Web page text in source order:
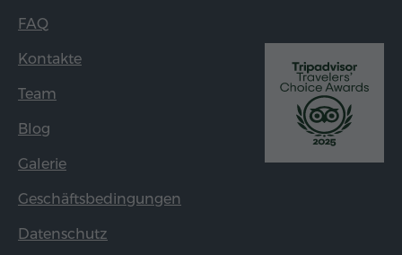
FAQ
Kontakte
Team
Blog
Galerie
Geschäftsbedingungen
Datenschutz